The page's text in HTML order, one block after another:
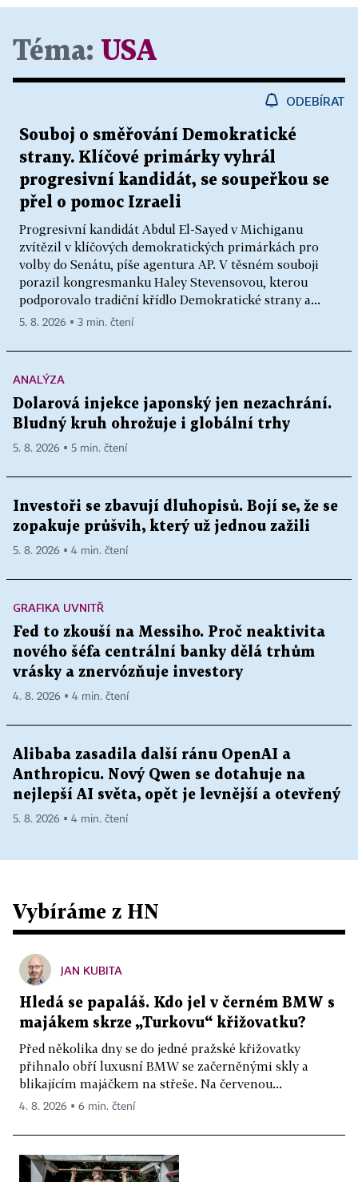
Téma: USA
ODEBÍRAT
Souboj o směřování Demokratické
strany. Klíčové primárky vyhrál
progresivní kandidát, se soupeřkou se
přel o pomoc Izraeli
Progresivní kandidát Abdul El-Sayed v Michiganu
zvítězil v klíčových demokratických primárkách pro
volby do Senátu, píše agentura AP. V těsném souboji
porazil kongresmanku Haley Stevensovou, kterou
podporovalo tradiční křídlo Demokratické strany a...
5. 8. 2026 ▪ 3 min. čtení
ANALÝZA
Dolarová injekce japonský jen nezachrání.
Bludný kruh ohrožuje i globální trhy
5. 8. 2026 ▪ 5 min. čtení
Investoři se zbavují dluhopisů. Bojí se, že se
zopakuje průšvih, který už jednou zažili
5. 8. 2026 ▪ 4 min. čtení
GRAFIKA UVNITŘ
Fed to zkouší na Messiho. Proč neaktivita
nového šéfa centrální banky dělá trhům
vrásky a znervózňuje investory
4. 8. 2026 ▪ 4 min. čtení
Alibaba zasadila další ránu OpenAI a
Anthropicu. Nový Qwen se dotahuje na
nejlepší AI světa, opět je levnější a otevřený
5. 8. 2026 ▪ 4 min. čtení
Vybíráme z HN
JAN KUBITA
Hledá se papaláš. Kdo jel v černém BMW s
majákem skrze „Turkovu“ křižovatku?
Před několika dny se do jedné pražské křižovatky
přihnalo obří luxusní BMW se začerněnými skly a
blikajícím majáčkem na střeše. Na červenou...
4. 8. 2026 ▪ 6 min. čtení